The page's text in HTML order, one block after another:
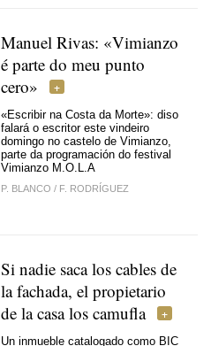
Manuel Rivas: «Vimianzo
é parte do meu punto
cero»
«Escribir na Costa da Morte»: diso
falará o escritor este vindeiro
domingo no castelo de Vimianzo,
parte da programación do festival
Vimianzo M.O.L.A
P. BLANCO / F. RODRÍGUEZ
Si nadie saca los cables de
la fachada, el propietario
de la casa los camufla
Un inmueble catalogado como BIC